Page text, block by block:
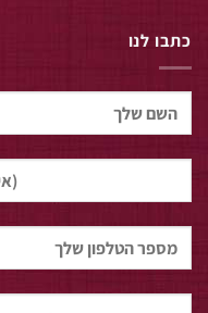
כתבו לנו